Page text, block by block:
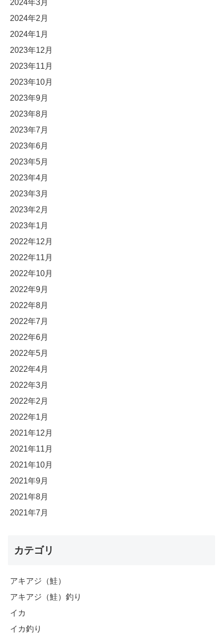
2024年3月
2024年2月
2024年1月
2023年12月
2023年11月
2023年10月
2023年9月
2023年8月
2023年7月
2023年6月
2023年5月
2023年4月
2023年3月
2023年2月
2023年1月
2022年12月
2022年11月
2022年10月
2022年9月
2022年8月
2022年7月
2022年6月
2022年5月
2022年4月
2022年3月
2022年2月
2022年1月
2021年12月
2021年11月
2021年10月
2021年9月
2021年8月
2021年7月
カテゴリ
アキアジ（鮭）
アキアジ（鮭）釣り
イカ
イカ釣り